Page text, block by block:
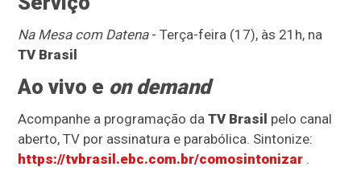
Na Mesa com Datena- Terça-feira (17), às 21h, na
TV Brasil
Ao vivo e on demand
Acompanhe a programação daTV Brasil pelo canal
aberto, TV por assinatura e parabólica. Sintonize:
https://tvbrasil.ebc.com.br/comosintonizar .